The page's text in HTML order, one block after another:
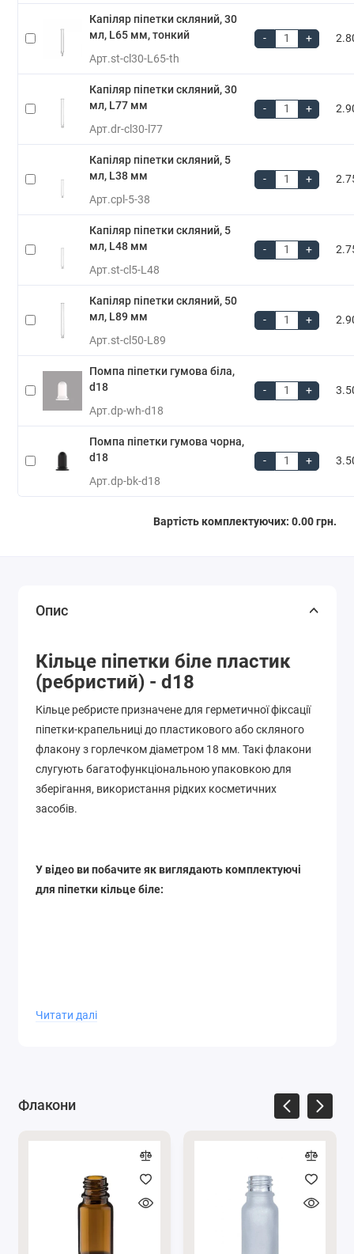
Капіляр піпетки скляний, 30
мл, L65 мм, тонкий
Арт.st-cl30-L65-th
- +
Капіляр піпетки скляний, 30
мл, L77 мм
Арт.dr-cl30-l77
- +
Капіляр піпетки скляний, 5
мл, L38 мм
Арт.cpl-5-38
- +
Капіляр піпетки скляний, 5
мл, L48 мм
Арт.st-cl5-L48
- +
Капіляр піпетки скляний, 50
мл, L89 мм
Арт.st-cl50-L89
- +
Помпа піпетки гумова біла,
d18
Арт.dp-wh-d18
- +
Помпа піпетки гумова чорна,
d18
Арт.dp-bk-d18
- +
Вартість комплектуючих: 0.00 грн.
Опис
Кільце піпетки біле пластик
(ребристий) - d18
Кільце ребристе призначене для герметичної фіксації
піпетки-крапельниці до пластикового або скляного
флакону з горлечком діаметром 18 мм. Такі флакони
слугують багатофункціональною упаковкою для
зберігання, використання рідких косметичних
засобів.
У відео ви побачите як виглядають комплектуючі
для піпетки кільце біле:
Читати далі
Флакони